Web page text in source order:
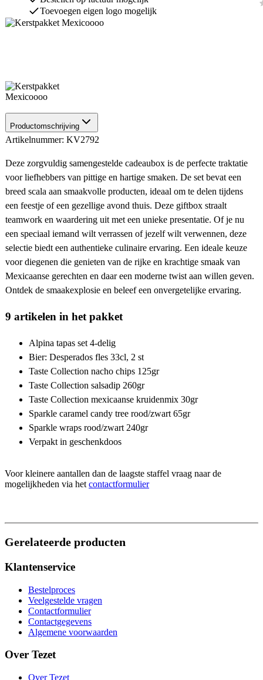
Toevoegen eigen logo mogelijk
Productomschrijving
Artikelnummer: KV2792
Deze zorgvuldig samengestelde cadeaubox is de perfecte traktatie
voor liefhebbers van pittige en hartige smaken. De set bevat een
breed scala aan smaakvolle producten, ideaal om te delen tijdens
een feestje of een gezellige avond thuis. Deze giftbox straalt
teamwork en waardering uit met een unieke presentatie. Of je nu
een speciaal iemand wilt verrassen of jezelf wilt verwennen, deze
selectie biedt een authentieke culinaire ervaring. Een ideale keuze
voor diegenen die genieten van de rijke en krachtige smaak van
Mexicaanse gerechten en daar een moderne twist aan willen geven.
Ontdek de smaakexplosie en beleef een onvergetelijke ervaring.
9 artikelen in het pakket
Alpina tapas set 4-delig
Bier: Desperados fles 33cl, 2 st
Taste Collection nacho chips 125gr
Taste Collection salsadip 260gr
Taste Collection mexicaanse kruidenmix 30gr
Sparkle caramel candy tree rood/zwart 65gr
Sparkle wraps rood/zwart 240gr
Verpakt in geschenkdoos
Voor kleinere aantallen dan de laagste staffel vraag naar de
mogelijkheden via het contactformulier
Gerelateerde producten
Klantenservice
Bestelproces
Veelgestelde vragen
Contactformulier
Contactgegevens
Algemene voorwaarden
Over Tezet
Over Tezet